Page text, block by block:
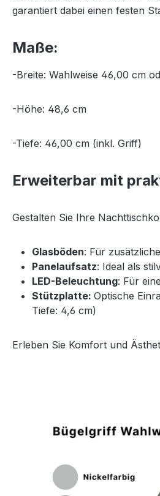
garantiert dabei einen festen
Maße:
-Breite: Wahlweise 46,00 cm
-Höhe: 48,6 cm
-Tiefe: 46,00 cm (inkl. Griff)
Erweiterbar mit
Gestalten Sie Ihre
Glasböden: Für
Panelaufsatz: Ideal als
LED-Beleuchtung: Für
Stützplatte: Optische
Tiefe: 4,6 cm)
Erleben Sie Komfort und